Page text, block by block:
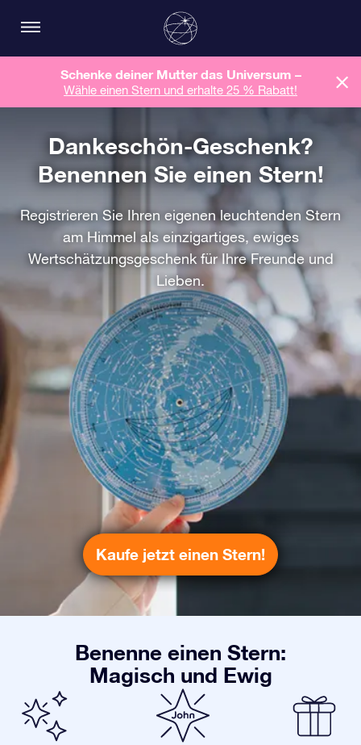
Schenke deiner Mutter das Universum –
Wähle einen Stern und erhalte 25 % Rabatt!
Dankeschön-Geschenk?
Benennen Sie einen Stern!
Registrieren Sie Ihren eigenen leuchtenden Stern
am Himmel als einzigartiges, ewiges
Wertschätzungsgeschenk für Ihre Freunde und
Lieben.
Kaufe jetzt einen Stern!
Benenne einen Stern:
Magisch und Ewig